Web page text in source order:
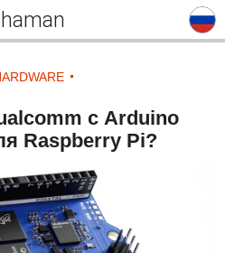
с Arduino
Raspberry Pi?